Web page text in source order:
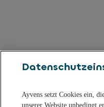
Ayvens setzt Cookies ein,
unserer Website unbedingt